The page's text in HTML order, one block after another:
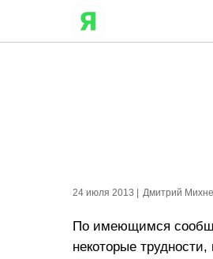
24 июля 2013 | Дмитрий
По имеющимся
некоторые